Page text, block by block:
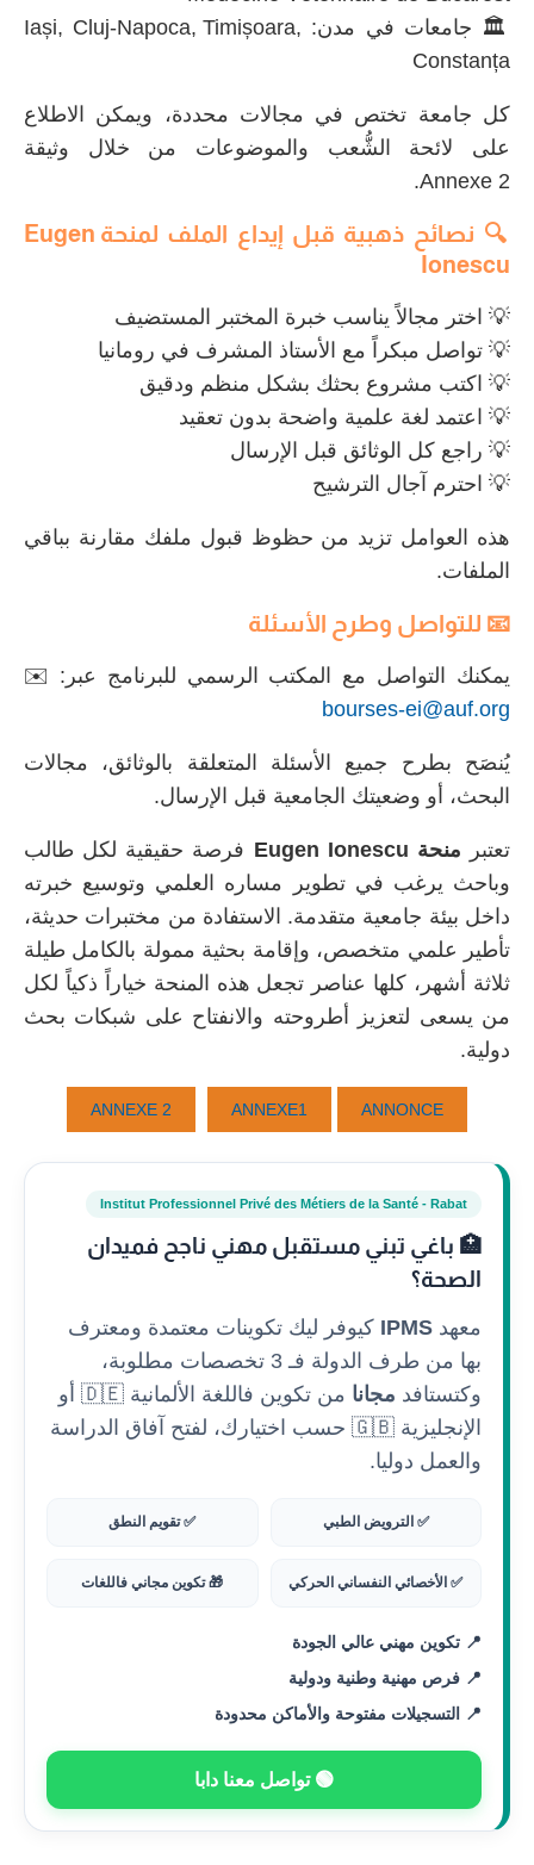
🏛 جامعات في مدن: Iași, Cluj-Napoca, Timișoara,
Constanța
كل جامعة تختص في مجالات محددة، ويمكن الاطلاع
على لائحة الشُّعب والموضوعات من خلال وثيقة
Annexe 2.
🔍 نصائح ذهبية قبل إيداع الملف لمنحة Eugen
Ionescu
💡 اختر مجالاً يناسب خبرة المختبر المستضيف
💡 تواصل مبكراً مع الأستاذ المشرف في رومانيا
💡 اكتب مشروع بحثك بشكل منظم ودقيق
💡 اعتمد لغة علمية واضحة بدون تعقيد
💡 راجع كل الوثائق قبل الإرسال
💡 احترم آجال الترشيح
هذه العوامل تزيد من حظوظ قبول ملفك مقارنة بباقي
الملفات.
📧 للتواصل وطرح الأسئلة
يمكنك التواصل مع المكتب الرسمي للبرنامج عبر: ✉️
bourses-ei@auf.org
يُنصَح بطرح جميع الأسئلة المتعلقة بالوثائق، مجالات
البحث، أو وضعيتك الجامعية قبل الإرسال.
تعتبر منحة Eugen Ionescu
فرصة حقيقية لكل طالب
وباحث يرغب في تطوير مساره العلمي وتوسيع خبرته
داخل بيئة جامعية متقدمة. الاستفادة من مختبرات حديثة،
تأطير علمي متخصص، وإقامة بحثية ممولة بالكامل طيلة
ثلاثة أشهر، كلها عناصر تجعل هذه المنحة خياراً ذكياً لكل
من يسعى لتعزيز أطروحته والانفتاح على شبكات بحث
دولية.
ANNONCE
ANNEXE1
ANNEXE 2
Institut Professionnel Privé des Métiers de la Santé - Rabat
🏥 باغي تبني مستقبل مهني ناجح فميدان
الصحة؟
معهد IPMS كيوفر ليك تكوينات معتمدة ومعترف
بها من طرف الدولة فـ 3 تخصصات مطلوبة،
وكتستافد مجانا
من تكوين فاللغة الألمانية 🇩🇪 أو
الإنجليزية 🇬🇧 حسب اختيارك، لفتح آفاق الدراسة
والعمل دوليا.
✅ الترويض الطبي ✅ تقويم النطق
✅ الأخصائي النفساني الحركي 🎁 تكوين مجاني فاللغات
📍 تكوين مهني عالي الجودة
📍 فرص مهنية وطنية ودولية
📍 التسجيلات مفتوحة والأماكن محدودة
🟢 تواصل معنا دابا